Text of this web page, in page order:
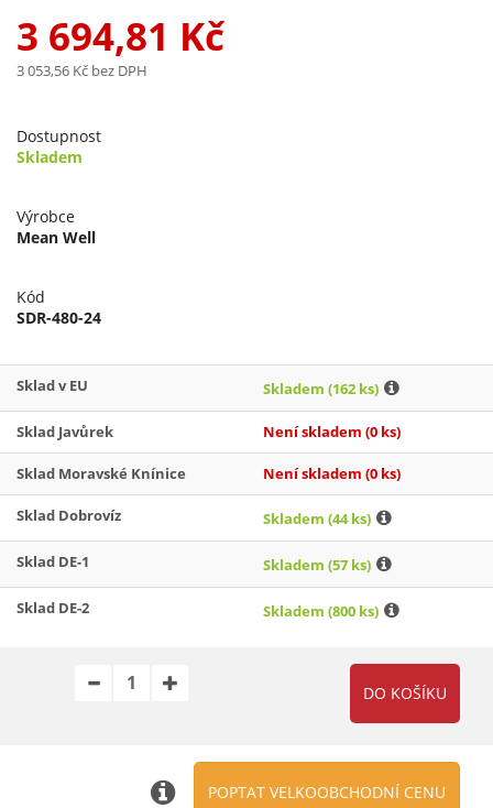
3 694,81 Kč
3 053,56 Kč bez DPH
Dostupnost
Skladem
Výrobce
Mean Well
Kód
SDR-480-24
Sklad v EU Skladem (162 ks)
Sklad Javůrek Není skladem (0 ks)
Sklad Moravské Knínice Není skladem (0 ks)
Sklad Dobrovíz Skladem (44 ks)
Sklad DE-1 Skladem (57 ks)
Sklad DE-2 Skladem (800 ks)
POPTAT VELKOOBCHODNÍ CENU